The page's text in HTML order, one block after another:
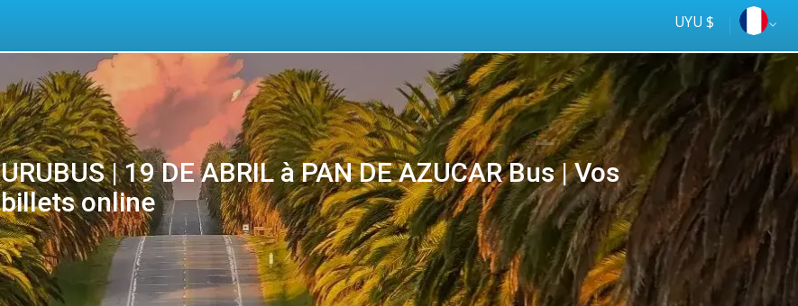
UYU $
URUBUS | 19 DE ABRIL à PAN DE AZUCAR Bus | Vos
billets online
online
Tus